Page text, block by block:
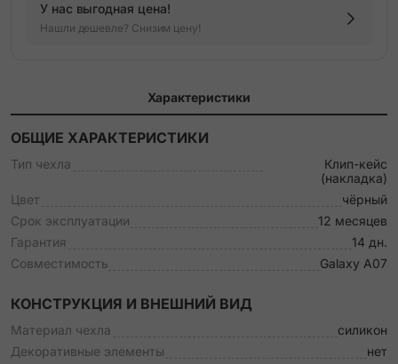
У нас выгодная цена!
Нашли дешевле? Снизим цену!
Характеристики
ОБЩИЕ ХАРАКТЕРИСТИКИ
Тип чехла
Клип-кейс
(накладка)
Цвет
чёрный
Срок эксплуатации
12 месяцев
Гарантия
14 дн.
Совместимость
Galaxy A07
КОНСТРУКЦИЯ И ВНЕШНИЙ ВИД
Материал чехла
силикон
Декоративные элементы
нет